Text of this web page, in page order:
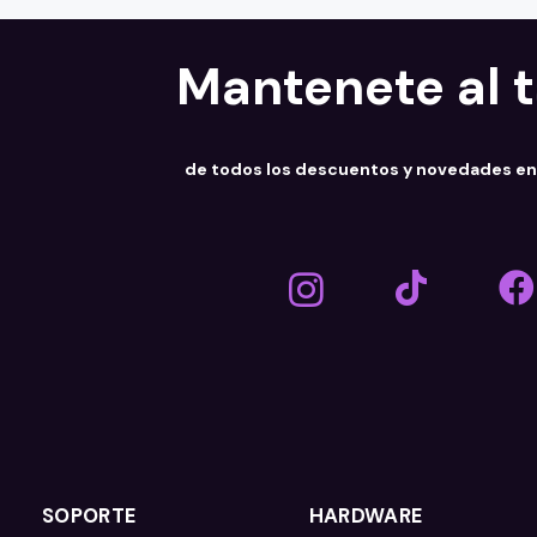
Mantenete al
de todos los descuentos y novedades en
SOPORTE HARDWARE